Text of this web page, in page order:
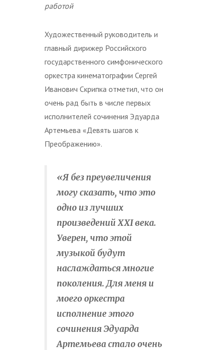
работой
Художественный руководитель и
главный дирижер Российского
государственного симфонического
оркестра кинематографии Сергей
Иванович Скрипка отметил, что он
очень рад быть в числе первых
исполнителей сочинения Эдуарда
Артемьева «Девять шагов к
Преображению».
«Я без преувеличения
могу сказать, что это
одно из лучших
произведений XXI века.
Уверен, что этой
музыкой будут
наслаждаться многие
поколения. Для меня и
моего оркестра
исполнение этого
сочинения Эдуарда
Артемьева стало очень